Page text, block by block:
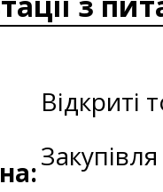
Відкриті